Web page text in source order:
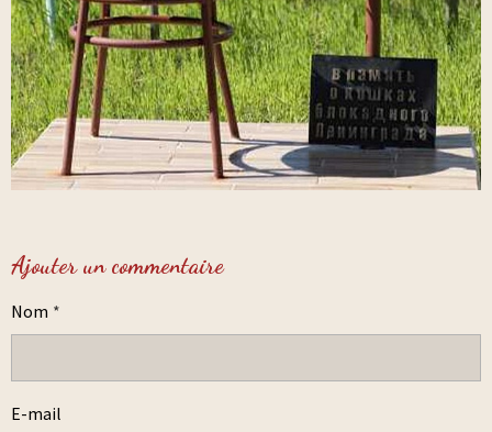
Ajouter un commentaire
Nom
E-mail